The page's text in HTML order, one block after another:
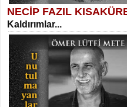
SELAHATTİN YILDIZ
İnsanın Zindanı...
Kadir Ünal
Ayağıma Dolanan Yokuş...
NECİP FAZIL
Kaldırımlar...